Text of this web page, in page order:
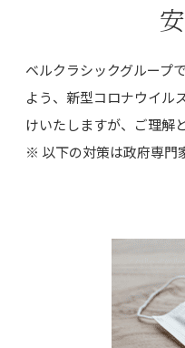
ベルクラシックグループ
よう、新型コロナウイル
けいたしますが、ご理解
※ 以下の対策は政府専門